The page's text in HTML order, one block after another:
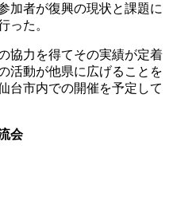
加者が復興の現状と課題に
った。
協力を得てその実績が定着
活動が他県に広げることを
台市内での開催を予定して
会